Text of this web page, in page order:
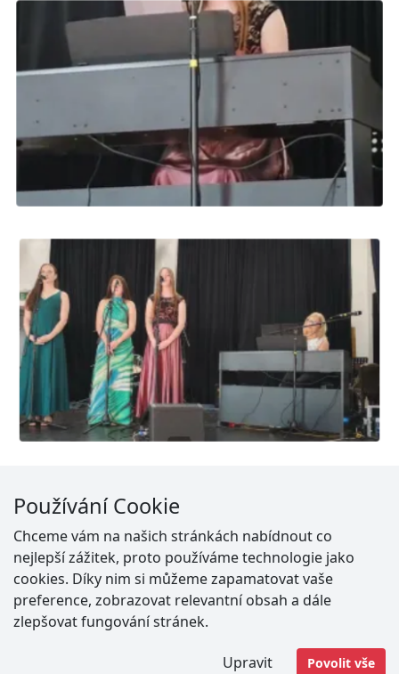
Používání Cookie
Chceme vám na našich stránkách nabídnout co
nejlepší zážitek, proto používáme technologie jako
cookies. Díky nim si můžeme zapamatovat vaše
preference, zobrazovat relevantní obsah a dále
zlepšovat fungování stránek.
Upravit Povolit vše